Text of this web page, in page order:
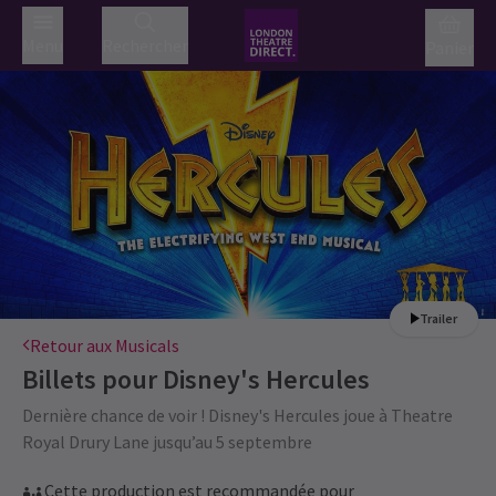
Trailer
Retour aux Musicals
Billets pour Disney's Hercules
Dernière chance de voir ! Disney's Hercules joue à Theatre
Royal Drury Lane jusqu’au 5 septembre
Cette production est recommandée pour